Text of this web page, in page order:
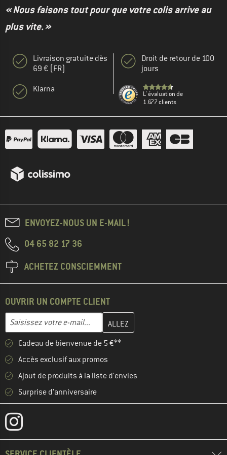
« Nous faisons tout pour que votre colis arrive au
plus vite. »
Livraison gratuite dès
69 € (FR)
Klarna
Droit de retour de 100
jours
L' évaluation de
1.677 clients
ENVOYEZ-NOUS UN E-MAIL !
04 65 82 17 36
ACHETEZ CONSCIEMMENT
OUVRIR UN COMPTE CLIENT
Adresse e-mail
Entrez votre adresse e-mail ici et créez votre compte client à la
Cadeau de bienvenue de 5 €**
Accès exclusif aux promos
Ajout de produits à la liste d'envies
Surprise d'anniversaire